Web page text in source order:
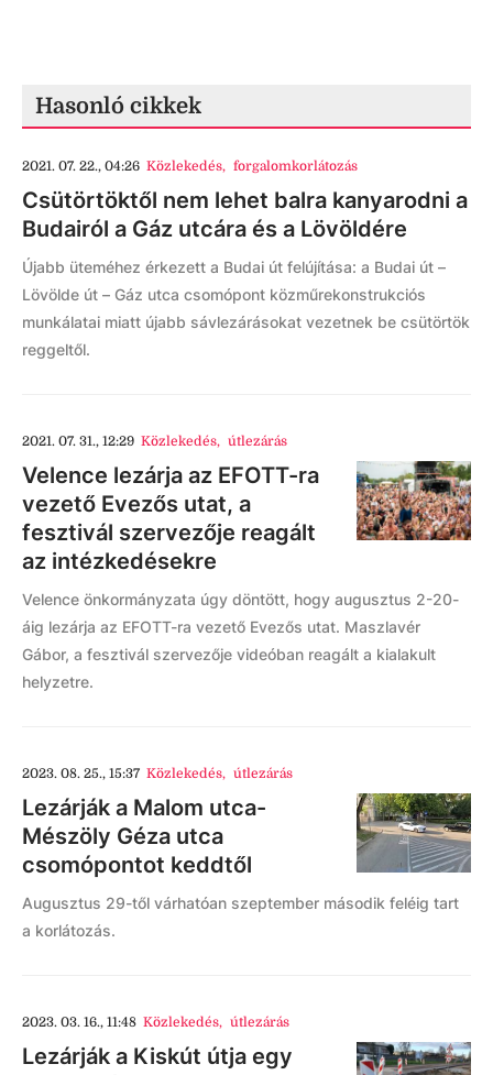
Hasonló cikkek
2021. 07. 22., 04:26 Közlekedés, forgalomkorlátozás
Csütörtöktől nem lehet balra kanyarodni a
Budairól a Gáz utcára és a Lövöldére
Újabb üteméhez érkezett a Budai út felújítása: a Budai út –
Lövölde út – Gáz utca csomópont közműrekonstrukciós
munkálatai miatt újabb sávlezárásokat vezetnek be csütörtök
reggeltől.
2021. 07. 31., 12:29 Közlekedés, útlezárás
Velence lezárja az EFOTT-ra
vezető Evezős utat, a
fesztivál szervezője reagált
az intézkedésekre
Velence önkormányzata úgy döntött, hogy augusztus 2-20-
áig lezárja az EFOTT-ra vezető Evezős utat. Maszlavér
Gábor, a fesztivál szervezője videóban reagált a kialakult
helyzetre.
2023. 08. 25., 15:37 Közlekedés, útlezárás
Lezárják a Malom utca-
Mészöly Géza utca
csomópontot keddtől
Augusztus 29-től várhatóan szeptember második feléig tart
a korlátozás.
2023. 03. 16., 11:48 Közlekedés, útlezárás
Lezárják a Kiskút útja egy